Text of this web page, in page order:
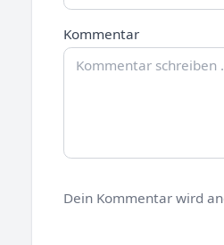
Kommentar
Dein Kommentar wird